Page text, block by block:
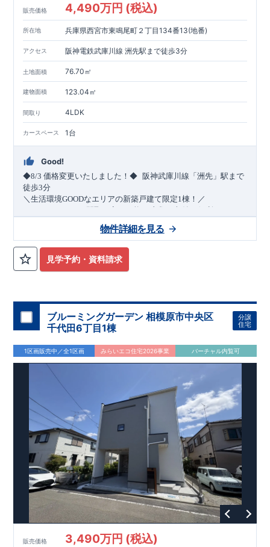
販売価格 4,490万円 (税込)
所在地 兵庫県西宮市東鳴尾町２丁目134番13(地番)
アクセス 阪神電鉄武庫川線 洲先駅まで徒歩3分
土地面積 76.70㎡
建物面積 123.04㎡
間取り 4LDK
カースペース 1台
Good!
◆8/3 価格変更いたしました！◆ ​阪神武庫川線 「洲先」駅まで
徒歩3分
＼生活環境GOODなエリアの新築戸建て限定1棟！／
・2部屋から行き来できる
・デザインと機能性を兼ね備えたオープンサニタリー
リビング全体を見渡せる
​
ーパー）徒歩10分 約787ｍ)​
・網戸
↓クリックすると特設ページにジャンプします↓
2024 年グッドデザイン賞 プロジェクト同時受賞
せる道」 ○第18回キッズデザイン賞受賞 ・2024年、東栄住宅
の新たな空間提案 「マルチエント ランス」が受賞いたしまし
た！
耐震等級最高等級3 ・数百年に一度の地震に耐える力
倍の耐震性！
ー採用で安心！ ○BELS ・エコ住宅としての性能評価を全号棟
が取得しています！ ○住宅性能評価ダブル取得 ・『設計』住
ております。
・『建設』住宅性能評価…評価を受けた図面通
りに施工されているか、建設までに計4回チェックが行われま
す。
平日・休日ご内覧可能です！
ぜひお気軽にお問い合わせください♪ 西宮営業所 TEL
0798-
38-1246​(定休日：火・水・年末年始
見学予約・資料請求
物件詳細を見る
ブルーミングガーデン 相模原市中央区
千代田6丁目1棟
分譲
住宅
1区画販売中／全1区画 みらいエコ住宅2026事業 バーチャル内覧可
販売価格 3,490万円 (税込)